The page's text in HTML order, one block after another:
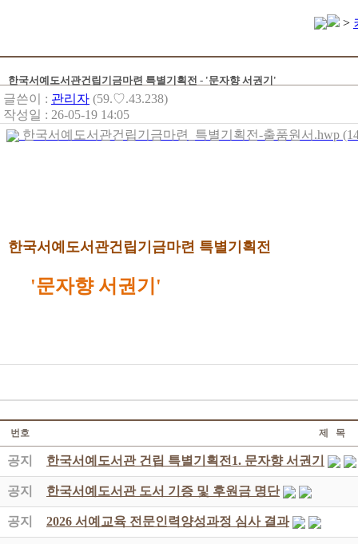
>
한국서예도서관건립기금마련 특별기획전 - '문자향 서권기'
글쓴이 : 관리자 (59.♡.43.238)
작성일 : 26-05-19 14:05
한국서예도서관건립기금마련_특별기획전-출품원서.hwp
한국서예도서관건립기금마련 특별기획전
'문자향 서권기'
번호 제 목
공지 한국서예도서관 건립 특별기획전1. 문자향 서권기
공지 한국서예도서관 도서 기증 및 후원금 명단
공지 2026 서예교육 전문인력양성과정 심사 결과